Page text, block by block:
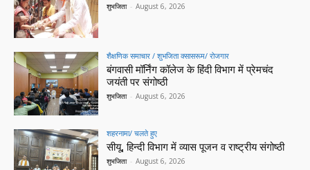
शुभजिता - August 6, 2026
शैक्षणिक समाचार / शुभजिता क्सासरूम/ रोजगार
बंगवासी मॉर्निंग कॉलेज के हिंदी विभाग में प्रेमचंद
जयंती पर संगोष्ठी
शुभजिता - August 6, 2026
शहरनामा/ चलते हुए
सीयू, हिन्दी विभाग में व्यास पूजन व राष्ट्रीय संगोष्ठी
शुभजिता - August 6, 2026